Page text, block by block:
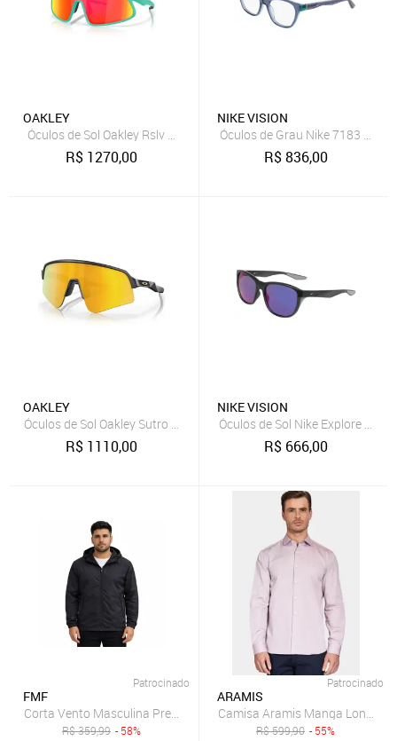
OAKLEY
Óculos de Sol Oakley Rslv Matte Celeste Prizm Ruby
R$ 1270,00
NIKE VISION
Óculos de Grau Nike 7183 Denim
R$836,00
OAKLEY
Óculos de Sol Oakley Sutro Lite Sweep Matte Carbon Prizm 24K
R$ 1110,00
NIKE VISION
Óculos de Sol Nike Explore Flow
R$ 666,00
Patrocinado
FMF
Corta Vento Masculina Preta Leve Com Capuz Removivel Preto
R$359,99 - 58%
Patrocinado
ARAMIS
Camisa Aramis Manga Longa
R$599,90 - 55%